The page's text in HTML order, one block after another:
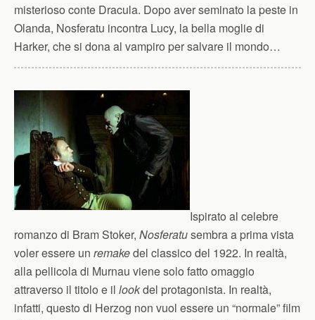
misterioso conte Dracula. Dopo aver seminato la peste in
Olanda, Nosferatu incontra Lucy, la bella moglie di
Harker, che si dona al vampiro per salvare il mondo…
Ispirato al celebre
romanzo di Bram Stoker, Nosferatusembra a prima vista
voler essere un remakedel classico del 1922. In realtà,
alla pellicola di Murnau viene solo fatto omaggio
attraverso il titolo e il lookdel protagonista. In realtà,
infatti, questo di Herzog non vuol essere un “normale” film